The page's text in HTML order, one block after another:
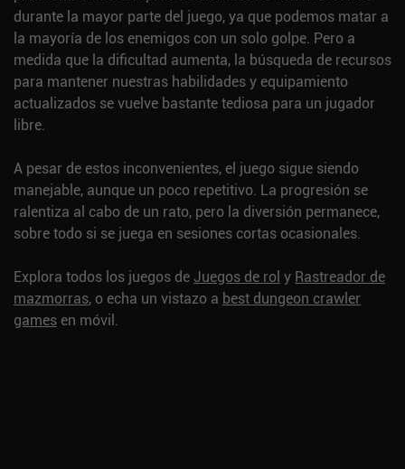
durante la mayor parte del juego, ya que podemos matar a
la mayoría de los enemigos con un solo golpe. Pero a
medida que la dificultad aumenta, la búsqueda de recursos
para mantener nuestras habilidades y equipamiento
actualizados se vuelve bastante tediosa para un jugador
libre.
A pesar de estos inconvenientes, el juego sigue siendo
manejable, aunque un poco repetitivo. La progresión se
ralentiza al cabo de un rato, pero la diversión permanece,
sobre todo si se juega en sesiones cortas ocasionales.
Explora todos los juegos de Juegos de rol y Rastreador de
mazmorras, o echa un vistazo a best dungeon crawler
games en móvil.